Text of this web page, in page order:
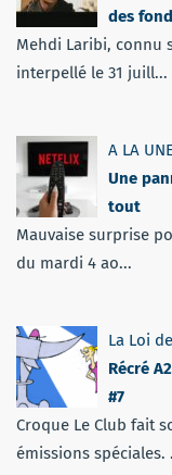
des
Mehdi Laribi, connu
interpellé le 31 juill...
A LA
Une
tout
Mauvaise surprise
du mardi 4 ao...
La Loi
Récré
#7
Croque Le Club fait
émissions spéciales.